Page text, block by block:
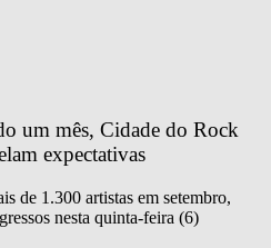
um mês, Cidade do Rock
expectativas
de 1.300 artistas em setembro,
nesta quinta-feira (6)